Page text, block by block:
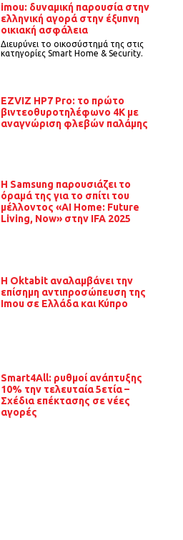
imou: δυναμική παρουσία στην
ελληνική αγορά στην έξυπνη
οικιακή ασφάλεια
Διευρύνει το οικοσύστημά της στις
κατηγορίες Smart Home & Security.
EZVIZ HP7 Pro: το πρώτο
βιντεοθυροτηλέφωνο 4K με
αναγνώριση φλεβών παλάμης
Η Samsung παρουσιάζει το
όραμά της για το σπίτι του
μέλλοντος «AI Home: Future
Living, Now» στην IFA 2025
Η Oktabit αναλαμβάνει την
επίσημη αντιπροσώπευση της
Imou σε Ελλάδα και Κύπρο
Smart4All: ρυθμοί ανάπτυξης
10% την τελευταία 5ετία –
Σχέδια επέκτασης σε νέες
αγορές